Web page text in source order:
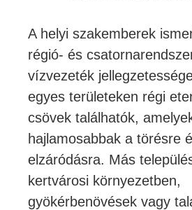
A helyi szakemberek
régió- és
vízvezeték
egyes területeken régi
csövek találhatók,
hajlamosabbak a törésre
elzáródásra. Más
kertvárosi környezetben,
gyökérbenövések vagy